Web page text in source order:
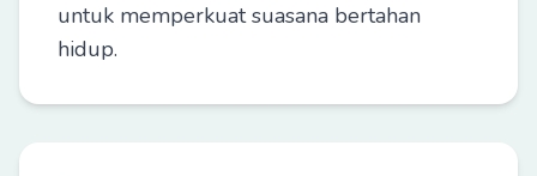
untuk memperkuat suasana bertahan
hidup.